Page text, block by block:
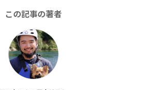
この記事の著者